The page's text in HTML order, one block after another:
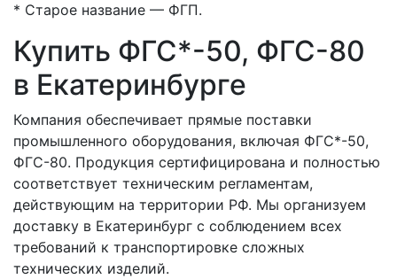
* Старое название — ФГП.
Купить ФГС*-50, ФГС-80
в Екатеринбурге
Компания обеспечивает прямые поставки
промышленного оборудования, включая ФГС*-50,
ФГС-80. Продукция сертифицирована и полностью
соответствует техническим регламентам,
действующим на территории РФ. Мы организуем
доставку в Екатеринбург с соблюдением всех
требований к транспортировке сложных
технических изделий.